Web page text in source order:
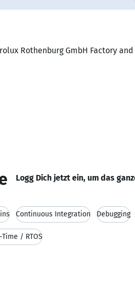
Rothenburg GmbH Factory
Logg Dich jetzt ein, um das
Continuous Integration Debugging
/ RTOS